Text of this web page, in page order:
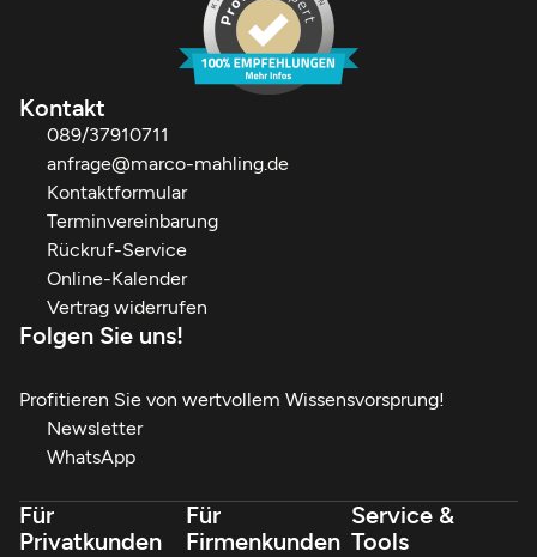
Kontakt
089/37910711
anfrage@marco-mahling.de
Kontaktformular
Terminvereinbarung
Rückruf-Service
Online-Kalender
Vertrag widerrufen
Folgen Sie uns!
Profitieren Sie von wertvollem Wissensvorsprung!
Newsletter
WhatsApp
Für
Privatkunden
Für
Firmenkunden
Service &
Tools